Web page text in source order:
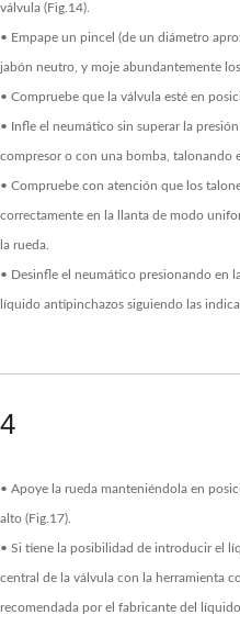
válvula (Fig.14).
• Empape un pincel (de un diámetro
jabón neutro, y moje abundantemente
• Compruebe que la válvula esté en
• Infle el neumático sin superar la
compresor o con una bomba, talonando
• Compruebe con atención que los
correctamente en la llanta de modo
la rueda.
• Desinfle el neumático presionando en
líquido antipinchazos siguiendo las
4
• Apoye la rueda manteniéndola en
alto (Fig.17).
• Si tiene la posibilidad de introducir el
central de la válvula con la herramienta
recomendada por el fabricante del